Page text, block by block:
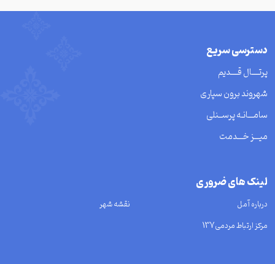
دسترسی سریع
پرتــــال قــــدیم
شهروند برون سپاری
سامـــانـه پرســنلی
میـــز خـــدمت
لینک های ضروری
درباره آمل
نقشه شهر
مرکز ارتباط مردمی137